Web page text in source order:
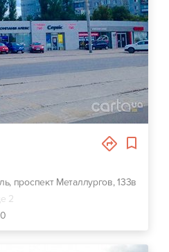
проспект Металлургов, 133в
2